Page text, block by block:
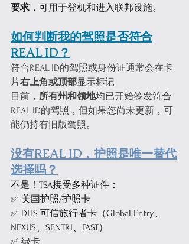
要求 ，可用于登机和进入联邦设施。
如何判断我的驾照是否符合
REAL ID？
符合REAL ID的驾照或身份证通常会在卡
片右上角或顶部显示标记
目前， 所有州和领地均已开始签发符合
REAL ID的驾照，但如果您尚未更新，可
能仍持有旧版驾照。
没有REAL ID，护照是唯一替代
选择吗？
不是！TSA接受多种证件：
✅ 美国护照/护照卡
✅ DHS 可信旅行者卡（Global Entry、
NEXUS、SENTRI、FAST）
✅ 绿卡